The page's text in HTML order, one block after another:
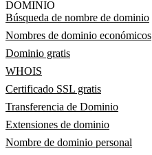
DOMINIO
Búsqueda de nombre de dominio
Nombres de dominio económicos
Dominio gratis
WHOIS
Certificado SSL gratis
Transferencia de Dominio
Extensiones de dominio
Nombre de dominio personal